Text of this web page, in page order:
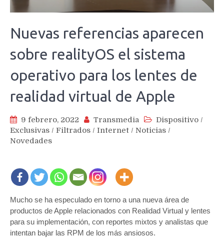
Nuevas referencias aparecen
sobre realityOS el sistema
operativo para los lentes de
realidad virtual de Apple
9 febrero, 2022 Transmedia Dispositivo /
Exclusivas / Filtrados / Internet / Noticias /
Novedades
Mucho se ha especulado en torno a una nueva área de
productos de Apple relacionados con Realidad Virtual y lentes
para su implementación, con reportes mixtos y analistas que
intentan bajar las RPM de los más ansiosos.